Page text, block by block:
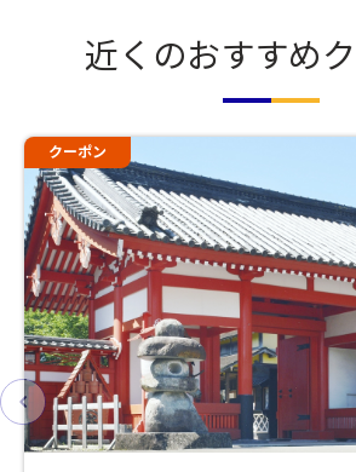
近くのおすすめ
クーポン